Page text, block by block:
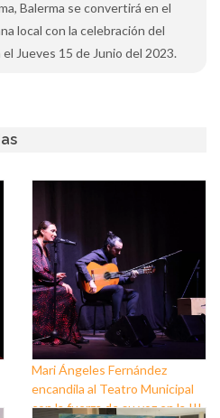
Balerma se convertirá en el
local con la celebración del
Jueves 15 de Junio del 2023.
Mari Ángeles Fernández
encandila al Teatro Municipal
con la fuerza de su voz en la III